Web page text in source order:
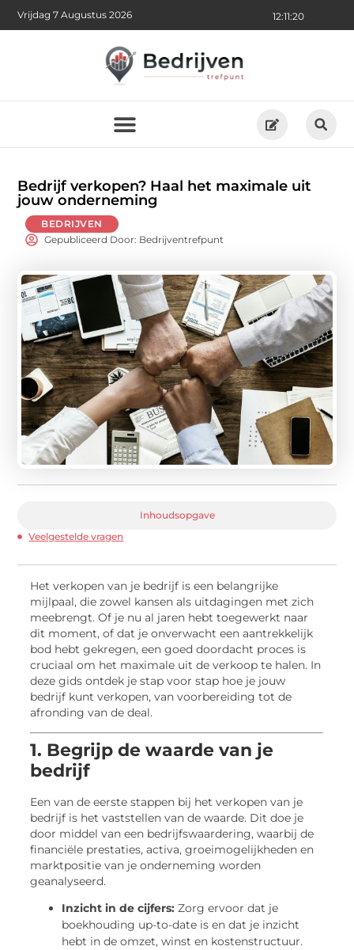
12:11:21
Vrijdag 7 Augustus 2026
Bedrijf verkopen? Haal het maximale uit
jouw onderneming
BEDRIJVEN
Gepubliceerd Door: Bedrijventrefpunt
Inhoudsopgave
Veelgestelde vragen
Het verkopen van je bedrijf is een belangrijke
mijlpaal, die zowel kansen als uitdagingen met zich
meebrengt. Of je nu al jaren hebt toegewerkt naar
dit moment, of dat je onverwacht een aantrekkelijk
bod hebt gekregen, een goed doordacht proces is
cruciaal om het maximale uit de verkoop te halen. In
deze gids ontdek je stap voor stap hoe je jouw
bedrijf kunt verkopen, van voorbereiding tot de
afronding van de deal.
1. Begrijp de waarde van je
bedrijf
Een van de eerste stappen bij het verkopen van je
bedrijf is het vaststellen van de waarde. Dit doe je
door middel van een bedrijfswaardering, waarbij de
financiële prestaties, activa, groeimogelijkheden en
marktpositie van je onderneming worden
geanalyseerd.
Inzicht in de cijfers: Zorg ervoor dat je
boekhouding up-to-date is en dat je inzicht
hebt in de omzet, winst en kostenstructuur.